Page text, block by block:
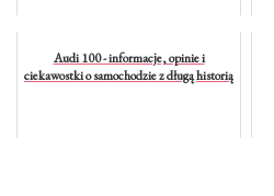
Audi 100 - informacje, opinie i
ciekawostki o samochodzie z długą historią